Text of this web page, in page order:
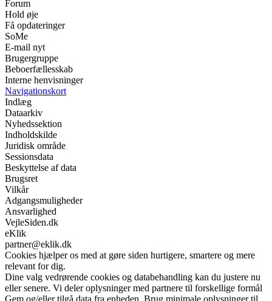
Forum
Hold øje
Få opdateringer
SoMe
E-mail nyt
Brugergruppe
Beboerfællesskab
Interne henvisninger
Navigationskort
Indlæg
Dataarkiv
Nyhedssektion
Indholdskilde
Juridisk område
Sessionsdata
Beskyttelse af data
Brugsret
Vilkår
Adgangsmuligheder
Ansvarlighed
VejleSiden.dk
eKlik
partner@eklik.dk
Cookies hjælper os med at gøre siden hurtigere, smartere og mere
relevant for dig.
Dine valg vedrørende cookies og databehandling kan du justere nu
eller senere. Vi deler oplysninger med partnere til forskellige formål
Gem og/eller tilgå data fra enheden. Brug minimale oplysninger til